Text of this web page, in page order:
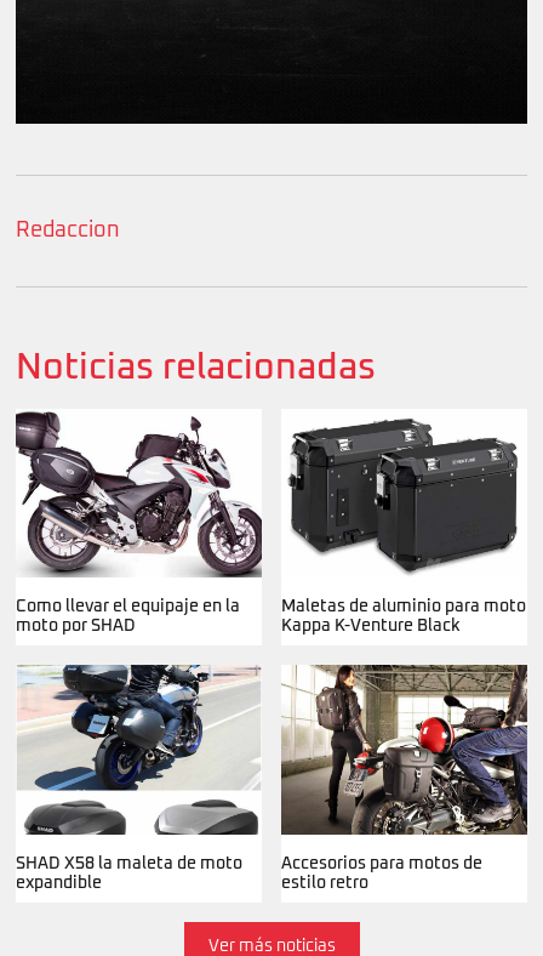
Redaccion
Noticias relacionadas
Como llevar el equipaje en la
moto por SHAD
Maletas de aluminio para moto
Kappa K-Venture Black
SHAD X58 la maleta de moto
expandible
Accesorios para motos de
estilo retro
Ver más noticias